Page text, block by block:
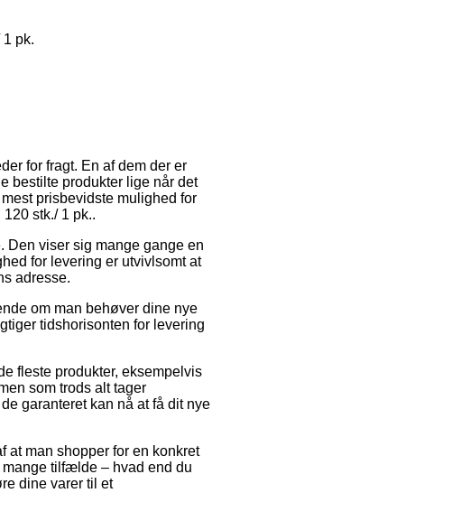
pk.
for fragt. En af dem der er
bestilte produkter lige når det
prisbevidste mulighed for
stk./ 1 pk..
viser sig mange gange en
for levering er utvivlsomt at
adresse.
om man behøver dine nye
tidshorisonten for levering
fleste produkter, eksempelvis
som trods alt tager
garanteret kan nå at få dit nye
at man shopper for en konkret
tilfælde – hvad end du
dine varer til et